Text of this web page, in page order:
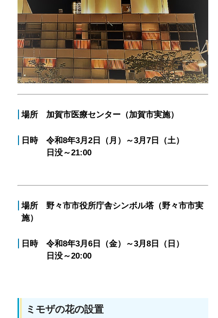
場所 加賀市医療センター（加賀市実施）
日時 令和8年3月2日（月）～3月7日（土）
日没～21:00
場所 野々市市役所庁舎シンボル塔（野々市市実
施）
日時 令和8年3月6日（金）～3月8日（日）
日没～20:00
ミモザの花の設置